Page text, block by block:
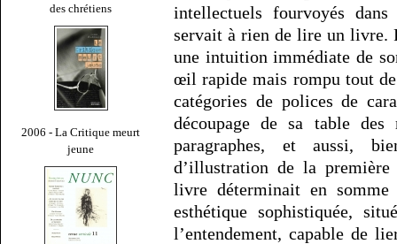
des chrétiens
2006 - La Critique meurt
jeune
intellectuels fourvoyés
servait à rien de lire un livre.
une intuition immédiate de
œil rapide mais rompu tout
catégories de polices de
découpage de sa table
paragraphes, et aussi,
d’illustration de la première
livre déterminait en
esthétique sophistiquée,
l’entendement, capable de